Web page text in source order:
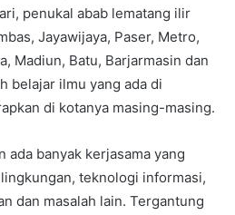
penukal abab lematang ilir
Jayawijaya, Paser, Metro,
Madiun, Batu, Barjarmasin dan
belajar ilmu yang ada di
di kotanya masing-masing.
ada banyak kerjasama yang
teknologi informasi,
dan masalah lain. Tergantung